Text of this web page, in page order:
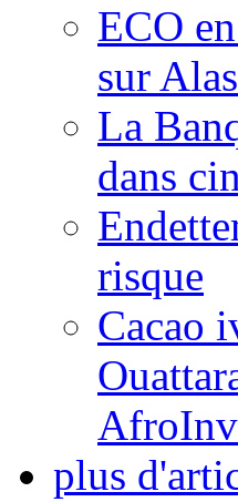
ECO
sur
La
dans
risque
Cacao
plus